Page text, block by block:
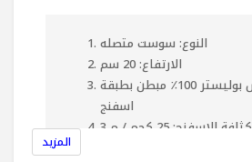
النوع: سوست متصله
الارتفاع: 20 سم
الكسوة: قماش بوليستر 100٪ مبطن بطبقة
اسفنج
كثافة الاسفنج: 25 كجم / م 3
المزيد